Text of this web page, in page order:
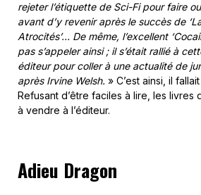
rejeter l’étiquette de Sci-Fi pour faire
avant d’y revenir après le succès de
Atrocités’… De même, l’excellent
pas s’appeler ainsi ; il s’était rallié à
éditeur pour coller à une actualité de
après Irvine Welsh. » C’est ainsi, il
Refusant d’être faciles à lire, les livres
à vendre à l’éditeur.
Adieu Dragon